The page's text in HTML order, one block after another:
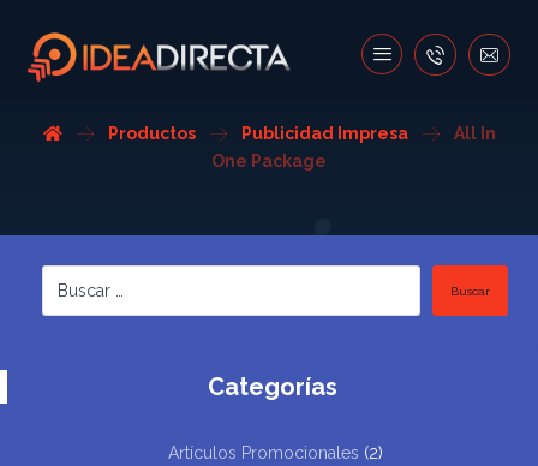
Productos Publicidad Impresa
All In
One Package
Buscar
Categorías
Artículos Promocionales (2)